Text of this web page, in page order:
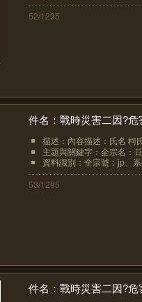
52/1295
件名：戰時災害二因?
描述：內容描述：氏名 柯
主題與關鍵字：全宗名：
資料識別：全宗號：jp、
53/1295
件名：戰時災害二因?